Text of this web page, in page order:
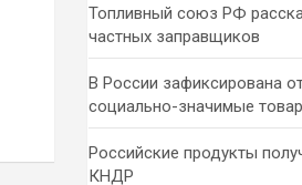
Топливный союз РФ
частных заправщиков
В России зафиксирована
социально-значимые
Российские продукты
КНДР